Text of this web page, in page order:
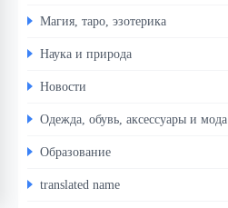
Магия, таро, эзотерика
Наука и природа
Новости
Одежда, обувь, аксессуары и мода
Образование
translated name